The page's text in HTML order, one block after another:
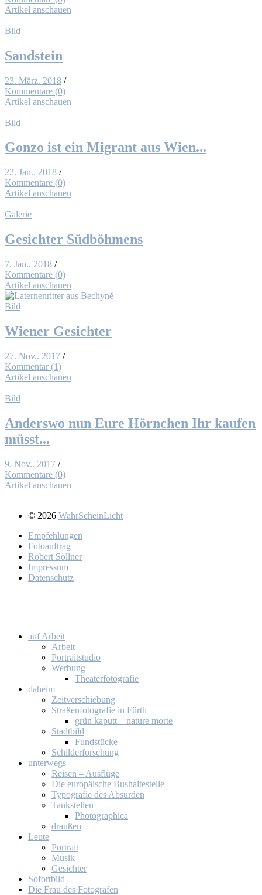
Artikel anschauen
Bild
Sand­stein
23. März. 2018 /
Kommentare (0)
Artikel anschauen
Bild
Gon­zo ist ein Mi­grant aus Wien...
22. Jan.. 2018 /
Kommentare (0)
Artikel anschauen
Galerie
Ge­sich­ter Süd­böh­mens
7. Jan.. 2018 /
Kommentare (0)
Artikel anschauen
Bild
Wie­ner Ge­sich­ter
27. Nov.. 2017 /
Kommentar (1)
Artikel anschauen
Bild
An­ders­wo nun Eu­re Hörn­chen Ihr kau­fen
müsst...
9. Nov.. 2017 /
Kommentare (0)
Artikel anschauen
© 2026 WahrScheinLicht
Emp­feh­lun­gen
Fo­to­auf­trag
Ro­bert Söll­ner
Im­pres­sum
Da­ten­schutz
auf Ar­beit
Ar­beit
Por­trait­stu­dio
Wer­bung
Thea­ter­fo­to­gra­fie
da­heim
Zeit­ver­schie­bung
Stra­ßen­fo­to­gra­fie in Fürth
grün ka­putt – na­tu­re mor­te
Stadt­bild
Fund­stü­cke
Schil­der­for­schung
un­ter­wegs
Rei­sen – Aus­flü­ge
Die eu­ro­päi­sche Bus­hal­te­stel­le
Ty­po­gra­fie des Ab­sur­den
Tank­stel­len
Pho­to­gra­phi­ca
drau­ßen
Leu­te
Por­trait
Mu­sik
Ge­sich­ter
So­fort­bild
Die Frau des Fo­to­gra­fen